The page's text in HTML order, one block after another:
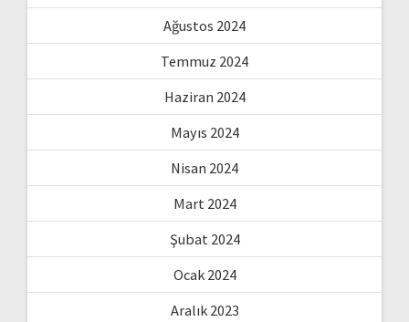
Ağustos 2024
Temmuz 2024
Haziran 2024
Mayıs 2024
Nisan 2024
Mart 2024
Şubat 2024
Ocak 2024
Aralık 2023